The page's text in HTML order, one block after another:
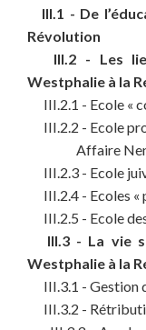
III.1 - De
Révolution
III.2 - Les
Westphalie à la
III.2.1 - Ecole «
III.2.2 - Ecole
Affaire
III.2.3 - Ecole
III.2.4 - Ecoles «
III.2.5 - Ecole
III.3 - La vie
Westphalie à la
III.3.1 - Gestion
III.3.2 -